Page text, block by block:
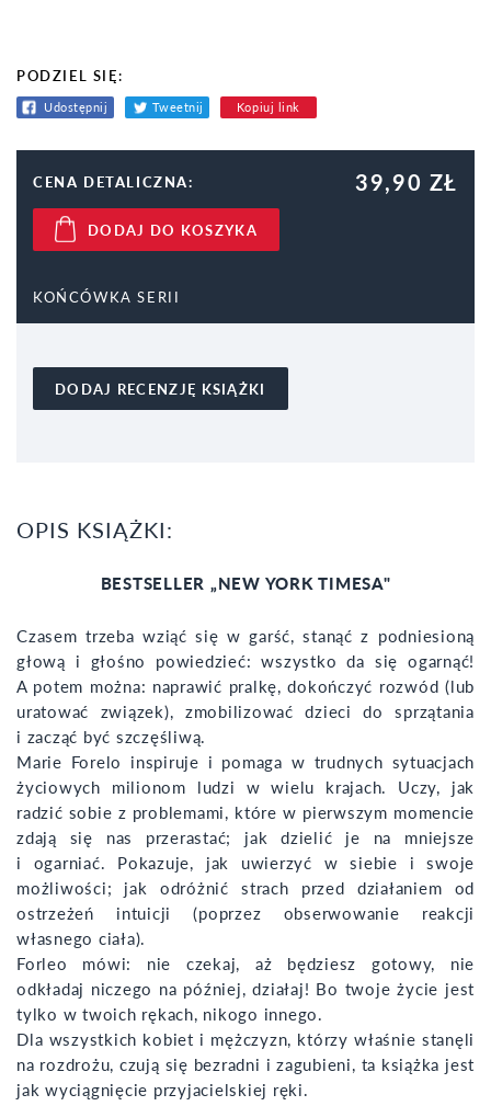
PODZIEL SIĘ:
Udostępnij Tweetnij Kopiuj link
CENA DETALICZNA: 39,90 ZŁ
DODAJ DO KOSZYKA
KOŃCÓWKA SERII
DODAJ RECENZJĘ KSIĄŻKI
OPIS KSIĄŻKI:
BESTSELLER „NEW YORK TIMESA"
Czasem trzeba wziąć się w garść, stanąć z podniesioną
głową i głośno powiedzieć: wszystko da się ogarnąć!
A potem można: naprawić pralkę, dokończyć rozwód (lub
uratować związek), zmobilizować dzieci do sprzątania
i zacząć być szczęśliwą.
Marie Forelo inspiruje i pomaga w trudnych sytuacjach
życiowych milionom ludzi w wielu krajach. Uczy, jak
radzić sobie z problemami, które w pierwszym momencie
zdają się nas przerastać; jak dzielić je na mniejsze
i ogarniać. Pokazuje, jak uwierzyć w siebie i swoje
możliwości; jak odróżnić strach przed działaniem od
ostrzeżeń intuicji (poprzez obserwowanie reakcji
własnego ciała).
Forleo mówi: nie czekaj, aż będziesz gotowy, nie
odkładaj niczego na później, działaj! Bo twoje życie jest
tylko w twoich rękach, nikogo innego.
Dla wszystkich kobiet i mężczyzn, którzy właśnie stanęli
na rozdrożu, czują się bezradni i zagubieni, ta książka jest
jak wyciągnięcie przyjacielskiej ręki.